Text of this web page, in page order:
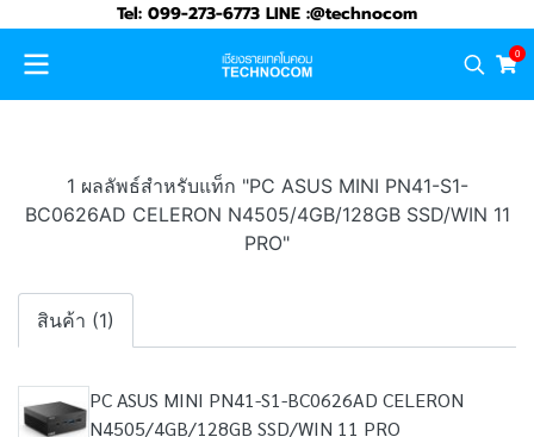
Tel: 099-273-6773 LINE :@technocom
0
1 ผลลัพธ์สำหรับแท็ก "PC ASUS MINI PN41-S1-
BC0626AD CELERON N4505/4GB/128GB SSD/WIN 11
PRO"
สินค้า (1)
PC ASUS MINI PN41-S1-BC0626AD CELERON
N4505/4GB/128GB SSD/WIN 11 PRO